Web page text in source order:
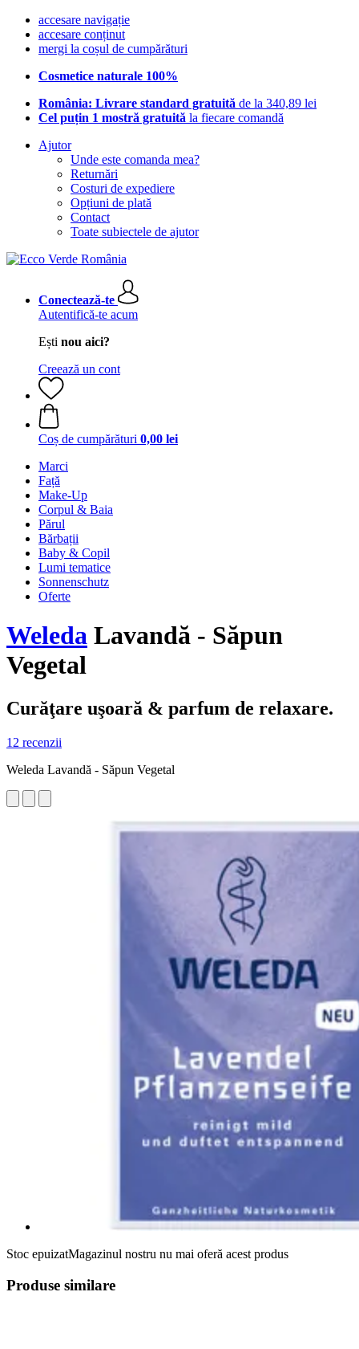
accesare navigație
accesare conținut
mergi la coșul de cumpărături
Cosmetice naturale 100%
România: Livrare standard gratuită de la 340,89 lei
Cel puțin 1 mostră gratuită la fiecare comandă
Ajutor
Unde este comanda mea?
Returnări
Costuri de expediere
Opțiuni de plată
Contact
Toate subiectele de ajutor
Conectează-te
Autentifică-te acum
Ești nou aici?
Creează un cont
Coș de cumpărături 0,00 lei
Marci
Față
Make-Up
Corpul & Baia
Părul
Bărbații
Baby & Copil
Lumi tematice
Sonnenschutz
Oferte
Weleda Lavandă - Săpun
Vegetal
Curăţare uşoară & parfum de relaxare.
12 recenzii
Weleda Lavandă - Săpun Vegetal
Stoc epuizatMagazinul nostru nu mai oferă acest produs
Produse similare